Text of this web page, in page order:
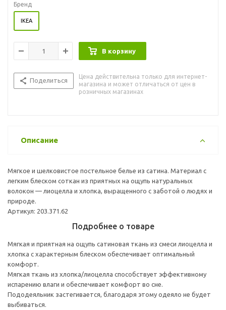
Бренд
IKEA
В корзину
Поделиться
Цена действительна только для интернет-
магазина и может отличаться от цен в
розничных магазинах
Описание
Мягкое и шелковистое постельное белье из сатина. Материал с
легким блеском соткан из приятных на ощупь натуральных
волокон — лиоцелла и хлопка, выращенного с заботой о людях и
природе.
Артикул: 203.371.62
Подробнее о товаре
Мягкая и приятная на ощупь сатиновая ткань из смеси лиоцелла и
хлопка с характерным блеском обеспечивает оптимальный
комфорт.
Мягкая ткань из хлопка/лиоцелла способствует эффективному
испарению влаги и обеспечивает комфорт во сне.
Пододеяльник застегивается, благодаря этому одеяло не будет
выбиваться.